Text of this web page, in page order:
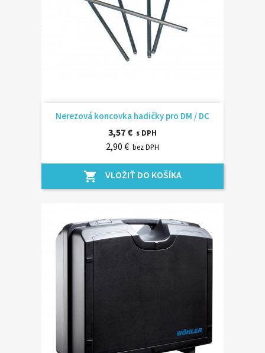
Nerezová koncovka hadičky pro DM / DC
3,57 € s DPH
2,90 € bez DPH
shopping_cart VLOŽIŤ DO KOŠÍKA